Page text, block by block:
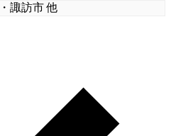
諏訪市 他